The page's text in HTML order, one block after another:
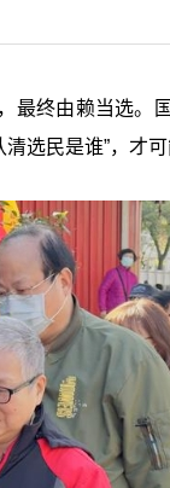
最终由赖当选。
选民是谁”，才可